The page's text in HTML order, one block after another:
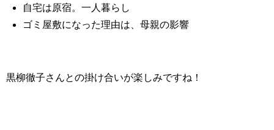
自宅は原宿。一人暮らし
ゴミ屋敷になった理由は、母親の影響
黒柳徹子さんとの掛け合いが楽しみですね！